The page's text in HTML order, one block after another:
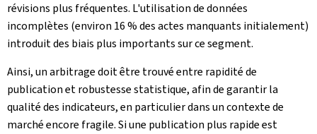
révisions plus fréquentes. L'utilisation de données
incomplètes (environ 16 % des actes manquants initialement)
introduit des biais plus importants sur ce segment.
Ainsi, un arbitrage doit être trouvé entre rapidité de
publication et robustesse statistique, afin de garantir la
qualité des indicateurs, en particulier dans un contexte de
marché encore fragile. Si une publication plus rapide est